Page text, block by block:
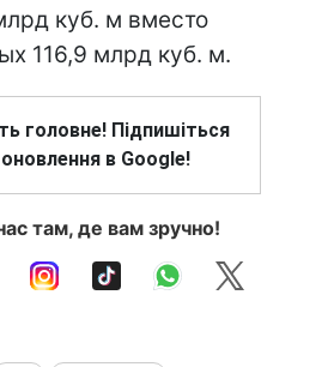
куб. м вместо
116,9 млрд куб. м.
головне! Підпишіться
в Google!
там, де вам зручно!